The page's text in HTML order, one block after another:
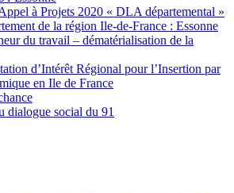
à Projets 2020 « DLA départemental »
de la région Ile-de-France : Essonne
du travail – dématérialisation de la
d’Intérêt Régional pour l’Insertion par
en Ile de France
dialogue social du 91